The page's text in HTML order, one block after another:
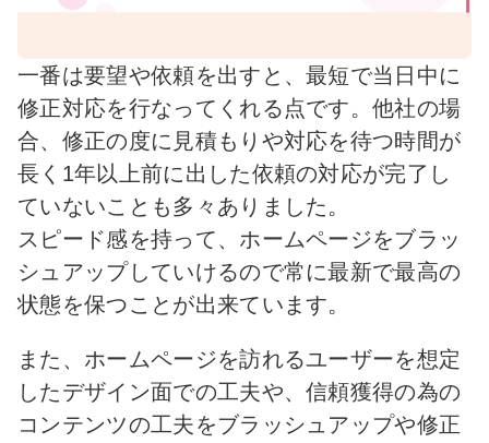
一番は要望や依頼を出すと、最短で当日中に
修正対応を行なってくれる点です。他社の場
合、修正の度に見積もりや対応を待つ時間が
長く1年以上前に出した依頼の対応が完了し
ていないことも多々ありました。
スピード感を持って、ホームページをブラッ
シュアップしていけるので常に最新で最高の
状態を保つことが出来ています。
また、ホームページを訪れるユーザーを想定
したデザイン面での工夫や、信頼獲得の為の
コンテンツの工夫をブラッシュアップや修正